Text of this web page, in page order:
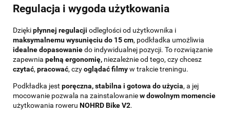
Regulacja i wygoda użytkowania
Dziękipłynnej regulacji odległości od użytkownika i
maksymalnemu wysunięciu do 15 cm, podkładka umożliwia
idealne dopasowaniedo indywidualnej pozycji. To rozwiązanie
zapewnia pełną ergonomię, niezależnie od tego, czy chcesz
czytać, pracować, czyoglądać filmyw trakcie treningu.
Podkładka jest poręczna, stabilna i gotowa do użycia, a jej
mocowanie pozwala na zainstalowaniew dowolnym momencie
użytkowania roweru NOHRD Bike V2.